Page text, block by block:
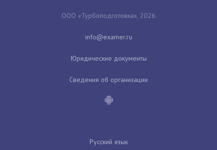
ООО «Турбоподготовка», 2026
Юридические документы
Сведения об организации
Русский язык